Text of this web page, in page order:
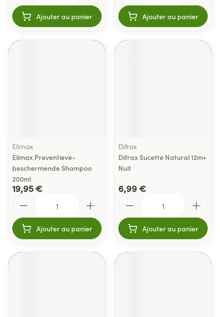
Ajouter au panier Ajouter au panier
Elimax
Elimax Preventieve-
beschermende Shampoo
200ml
19,95 €
Ajouter au panier
Difrax
Difrax Sucette Natural 12m+
Nuit
6,99 €
Ajouter au panier